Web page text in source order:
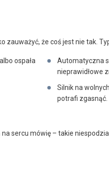
zauważyć, że coś jest nie tak.
ospała
Automatyczna
nieprawidłowe
Silnik na
potrafi zgasnąć.
sercu mówię – takie